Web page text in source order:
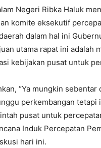
Negeri Ribka Haluk
komite eksekutif
dalam hal ini
utama rapat ini adalah
kebijakan pusat untuk
“Ya mungkin
perkembangan
pusat untuk
Induk Percepatan
hari ini.​